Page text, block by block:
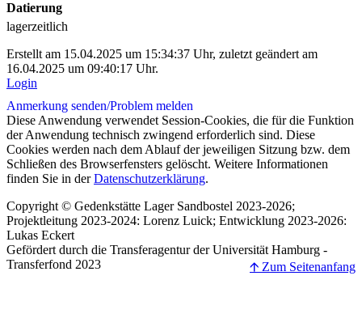
Datierung
lagerzeitlich
Erstellt am 15.04.2025 um 15:34:37 Uhr, zuletzt geändert am
16.04.2025 um 09:40:17 Uhr.
Login
Anmerkung senden/Problem melden
Diese Anwendung verwendet Session-Cookies, die für die Funktion
der Anwendung technisch zwingend erforderlich sind. Diese
Cookies werden nach dem Ablauf der jeweiligen Sitzung bzw. dem
Schließen des Browserfensters gelöscht. Weitere Informationen
finden Sie in derDatenschutzerklärung.
Copyright © Gedenkstätte Lager Sandbostel 2023-2026;
Projektleitung 2023-2024: Lorenz Luick; Entwicklung 2023-2026:
Lukas Eckert
Gefördert durch die Transferagentur der Universität Hamburg -
Transferfond 2023
🡩 Zum Seitenanfang